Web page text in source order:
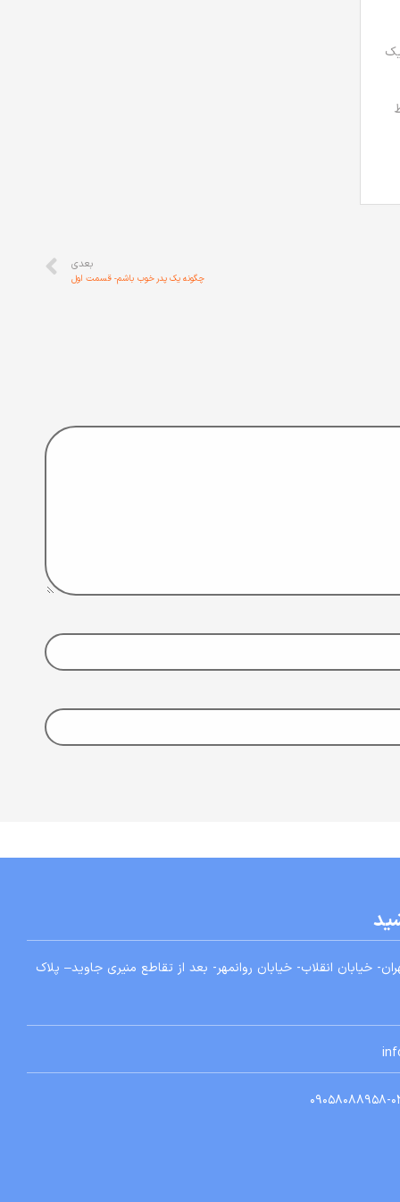
بعدی
چگونه یک پدر خوب باشم- قسمت اول
خيابان انقلاب- خيابان روانمهر- بعد از تقاطع منيری جاويد– پلاک